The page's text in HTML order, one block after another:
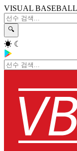
VISUAL BASEBALL
🔍
☀ ☾